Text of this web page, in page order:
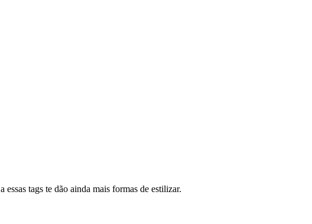
a essas tags te dão ainda mais formas de estilizar.